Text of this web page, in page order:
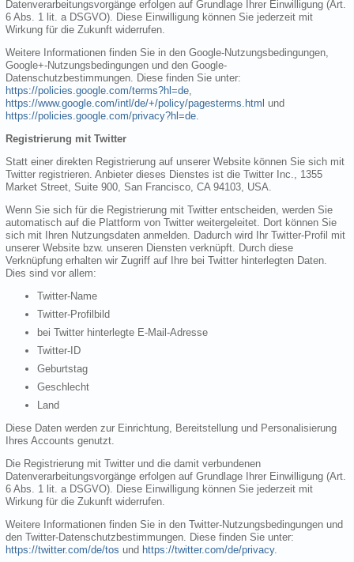
Datenverarbeitungsvorgänge erfolgen auf Grundlage Ihrer Einwilligung (Art.
6 Abs. 1 lit. a DSGVO). Diese Einwilligung können Sie jederzeit mit
Wirkung für die Zukunft widerrufen.
Weitere Informationen finden Sie in den Google-Nutzungsbedingungen,
Google+-Nutzungsbedingungen und den Google-
Datenschutzbestimmungen. Diese finden Sie unter:
https://policies.google.com/terms?hl=de,
https://www.google.com/intl/de/+/policy/pagesterms.html und
https://policies.google.com/privacy?hl=de.
Registrierung mit Twitter
Statt einer direkten Registrierung auf unserer Website können Sie sich mit
Twitter registrieren. Anbieter dieses Dienstes ist die Twitter Inc., 1355
Market Street, Suite 900, San Francisco, CA 94103, USA.
Wenn Sie sich für die Registrierung mit Twitter entscheiden, werden Sie
automatisch auf die Plattform von Twitter weitergeleitet. Dort können Sie
sich mit Ihren Nutzungsdaten anmelden. Dadurch wird Ihr Twitter-Profil mit
unserer Website bzw. unseren Diensten verknüpft. Durch diese
Verknüpfung erhalten wir Zugriff auf Ihre bei Twitter hinterlegten Daten.
Dies sind vor allem:
Twitter-Name
Twitter-Profilbild
bei Twitter hinterlegte E-Mail-Adresse
Twitter-ID
Geburtstag
Geschlecht
Land
Diese Daten werden zur Einrichtung, Bereitstellung und Personalisierung
Ihres Accounts genutzt.
Die Registrierung mit Twitter und die damit verbundenen
Datenverarbeitungsvorgänge erfolgen auf Grundlage Ihrer Einwilligung (Art.
6 Abs. 1 lit. a DSGVO). Diese Einwilligung können Sie jederzeit mit
Wirkung für die Zukunft widerrufen.
Weitere Informationen finden Sie in den Twitter-Nutzungsbedingungen und
den Twitter-Datenschutzbestimmungen. Diese finden Sie unter:
https://twitter.com/de/tos und https://twitter.com/de/privacy.